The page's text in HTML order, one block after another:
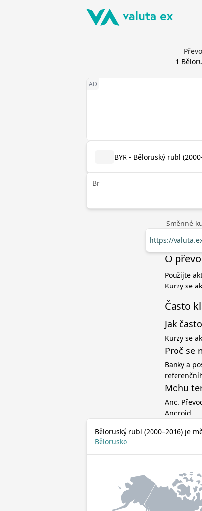
1
BYR - Běloruský rubl
Br
Směnné
https://
O
Použijte
Kurzy se
Často
Jak
Kurzy se
Proč se
Banky a
Mohu
Ano.
Android.
Běloruský rubl (2000–2016) je
Bělorusko